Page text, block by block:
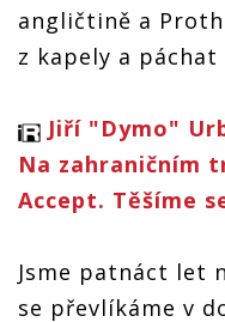
angličtině a
z kapely a páchat
Jiří "Dymo"
Na zahraničním
Accept. Těšíme
Jsme patnáct let
se převlíkáme v